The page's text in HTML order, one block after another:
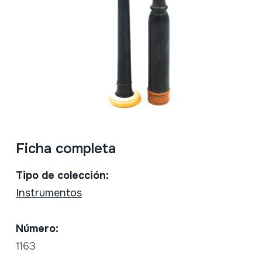
Ficha completa
Tipo de colección:
Instrumentos
Número:
1163